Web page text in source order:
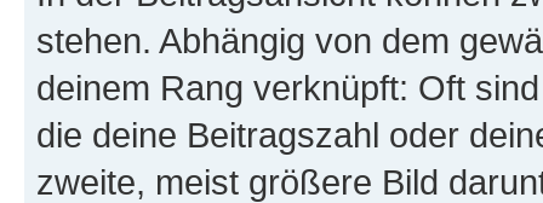
stehen. Abhängig von dem
deinem Rang verknüpft: Oft
die deine Beitragszahl oder
zweite, meist größere Bild